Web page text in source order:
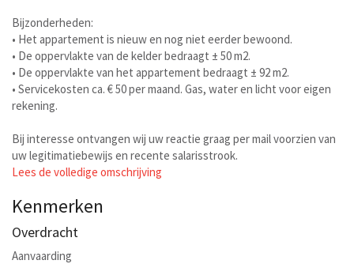
Bijzonderheden:
• Het appartement is nieuw en nog niet eerder bewoond.
• De oppervlakte van de kelder bedraagt ± 50 m2.
• De oppervlakte van het appartement bedraagt ± 92 m2.
• Servicekosten ca. € 50 per maand. Gas, water en licht voor eigen
rekening.
Bij interesse ontvangen wij uw reactie graag per mail voorzien van
uw legitimatiebewijs en recente salarisstrook.
Lees de volledige omschrijving
Kenmerken
Overdracht
Aanvaarding